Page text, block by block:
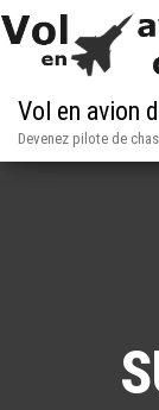
Vol en avion
Devenez pilote de